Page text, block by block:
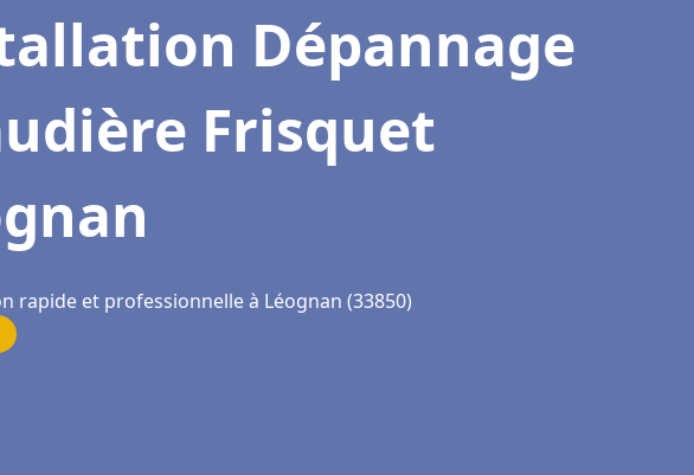
Dépannage
Frisquet
rapide et professionnelle à Léognan (33850)